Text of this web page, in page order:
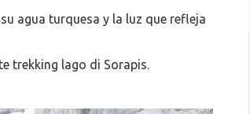
agua turquesa y la luz que refleja
trekking lago di Sorapis.